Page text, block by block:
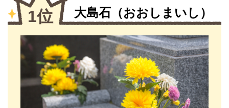
1位 大島石（おおしまいし）